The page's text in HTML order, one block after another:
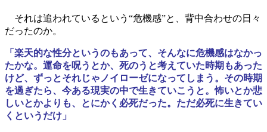
それは追われているという“危機感”と、背中合わせの日々
だったのか。
「楽天的な性分というのもあって、そんなに危機感はなかっ
たかな。運命を呪うとか、死のうと考えていた時期もあった
けど、ずっとそれじゃノイローゼになってしまう。その時期
を過ぎたら、今ある現実の中で生きていこうと。怖いとか悲
しいとかよりも、とにかく必死だった。ただ必死に生きてい
くというだけ」